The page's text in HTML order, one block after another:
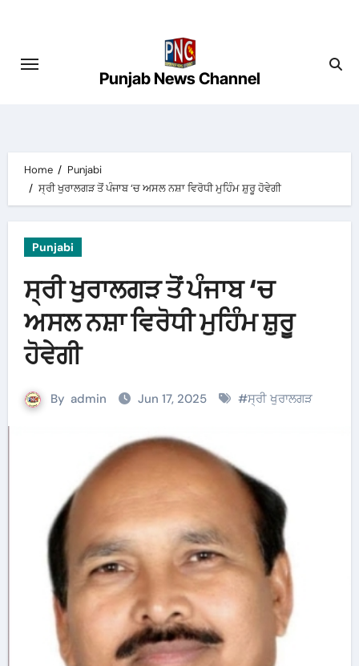
content
Punjab News Channel
Home
Punjabi
ਸ੍ਰੀ ਖੁਰਾਲਗੜ ਤੋਂ ਪੰਜਾਬ ‘ਚ ਅਸਲ ਨਸ਼ਾ ਵਿਰੋਧੀ ਮੁਹਿੰਮ ਸ਼ੁਰੂ ਹੋਵੇਗੀ
Punjabi
ਸ੍ਰੀ ਖੁਰਾਲਗੜ ਤੋਂ ਪੰਜਾਬ ‘ਚ
ਅਸਲ ਨਸ਼ਾ ਵਿਰੋਧੀ ਮੁਹਿੰਮ ਸ਼ੁਰੂ
ਹੋਵੇਗੀ
By admin Jun 17, 2025 #ਸ੍ਰੀ ਖੁਰਾਲਗੜ